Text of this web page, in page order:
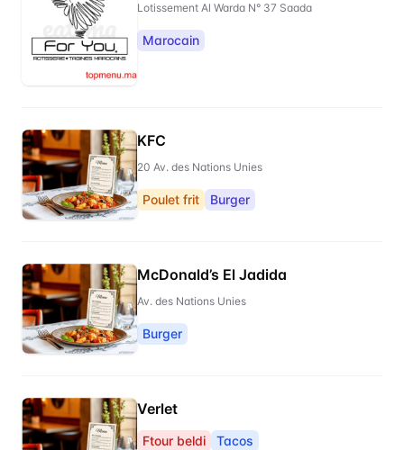
Lotissement Al Warda N° 37 Saada
Marocain
KFC
20 Av. des Nations Unies
Poulet frit Burger
McDonald’s El Jadida
Av. des Nations Unies
Burger
Verlet
Ftour beldi Tacos